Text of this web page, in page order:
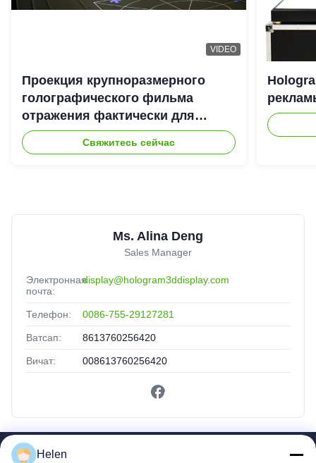
VIDEO
Проекция крупноразмерного
голографического фильма
отражения фактически для
системы репроектора Hologram
3D
Свяжитесь сейчас
Ms. Alina Deng
Sales Manager
Электронная
почта:
display@hologram3ddisplay.com
Телефон: 0086-755-29127281
Ватсап: 8613760256420
Вичат: 008613760256420
Helen